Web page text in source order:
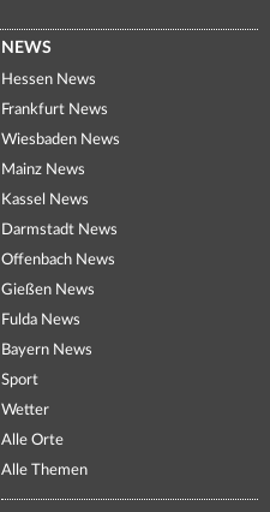
NEWS
Hessen News
Frankfurt News
Wiesbaden News
Mainz News
Kassel News
Darmstadt News
Offenbach News
Gießen News
Fulda News
Bayern News
Sport
Wetter
Alle Orte
Alle Themen